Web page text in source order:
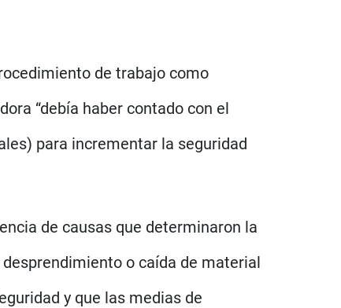
de trabajo como
“debía haber contado con el
para incrementar la seguridad
de causas que determinaron la
desprendimiento o caída de material
y que las medias de